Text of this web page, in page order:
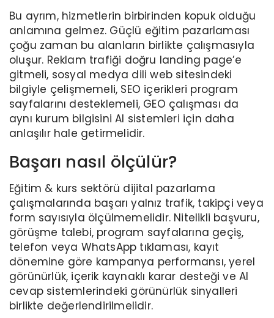
Bu ayrım, hizmetlerin birbirinden kopuk olduğu
anlamına gelmez. Güçlü eğitim pazarlaması
çoğu zaman bu alanların birlikte çalışmasıyla
oluşur. Reklam trafiği doğru landing page’e
gitmeli, sosyal medya dili web sitesindeki
bilgiyle çelişmemeli, SEO içerikleri program
sayfalarını desteklemeli, GEO çalışması da
aynı kurum bilgisini AI sistemleri için daha
anlaşılır hale getirmelidir.
Başarı nasıl ölçülür?
Eğitim & kurs sektörü dijital pazarlama
çalışmalarında başarı yalnız trafik, takipçi veya
form sayısıyla ölçülmemelidir. Nitelikli başvuru,
görüşme talebi, program sayfalarına geçiş,
telefon veya WhatsApp tıklaması, kayıt
dönemine göre kampanya performansı, yerel
görünürlük, içerik kaynaklı karar desteği ve AI
cevap sistemlerindeki görünürlük sinyalleri
birlikte değerlendirilmelidir.